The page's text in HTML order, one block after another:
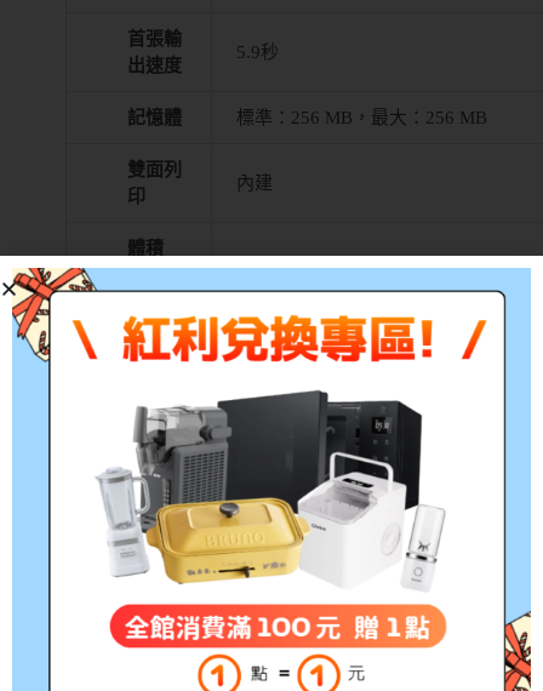
首張輸
出速度
5.9秒
記憶體 標準：256 MB，最大：256 MB
雙面列
印
內建
體積
寬）
280 x 410 x 420 mm
電源
每月建
議印量
800 – 8000 張
每月最
大印量
80000 張